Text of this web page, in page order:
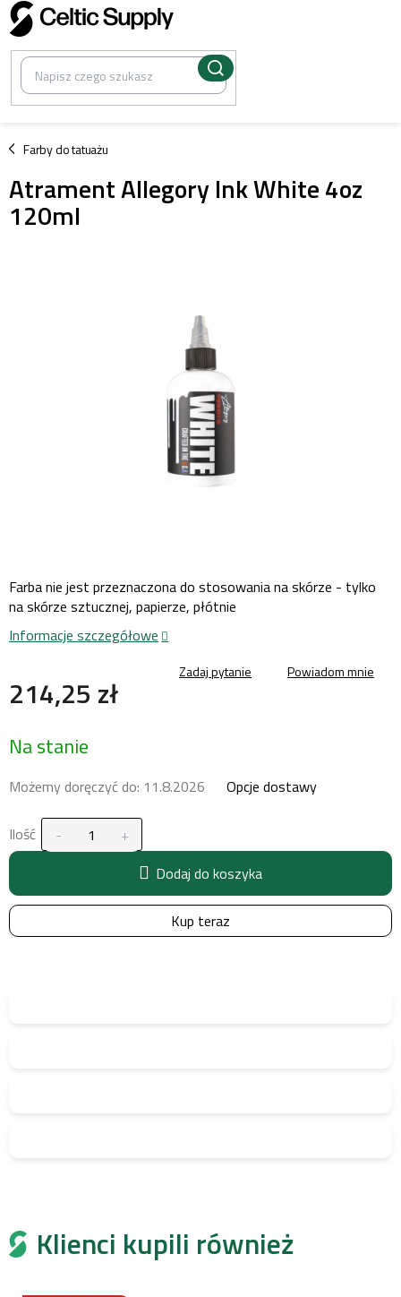
Przejść
do
treści
Farby do tatuażu
/
Atrament Allegory Ink White 4oz
120ml
214,25 zł
jednostkowa:
Na stanie
Możemy doręczyć do: 11.8.2026 Opcje dostawy
Ilość
Dodaj do koszyka
Kup teraz
Farba nie jest przeznaczona do stosowania na skórze - tylko
na skórze sztucznej, papierze, płótnie
Informacje szczegółowe
Zadaj pytanie Powiadom mnie
Klienci kupili również